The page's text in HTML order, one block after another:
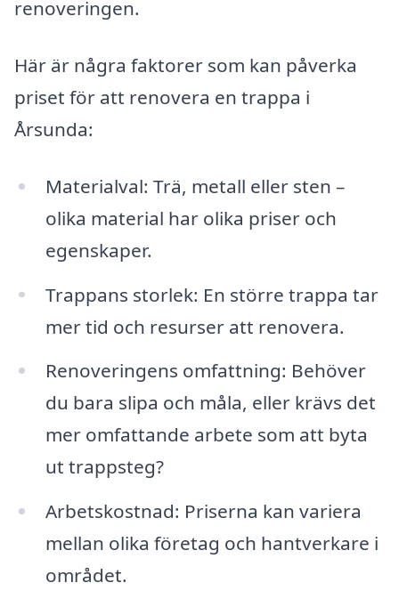
renoveringen.
Här är några faktorer som kan påverka
priset för att renovera en trappa i
Årsunda:
Materialval: Trä, metall eller sten –
olika material har olika priser och
egenskaper.
Trappans storlek: En större trappa tar
mer tid och resurser att renovera.
Renoveringens omfattning: Behöver
du bara slipa och måla, eller krävs det
mer omfattande arbete som att byta
ut trappsteg?
Arbetskostnad: Priserna kan variera
mellan olika företag och hantverkare i
området.